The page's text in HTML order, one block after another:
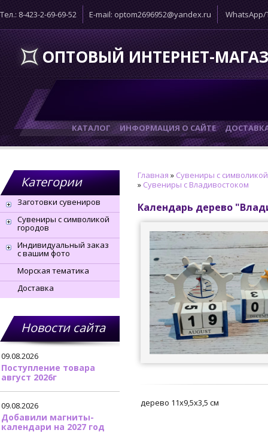
Тел.: 8-423-2-69-69-52 E-mail: optom2696952@yandex.ru WhatsApp/
ОПТОВЫЙ ИНТЕРНЕТ-
КАТАЛОГ ИНФОРМАЦИЯ О САЙТЕ
Категории
Заготовки сувениров
Сувениры с символикой
городов
Индивидуальный заказ
с вашим фото
Морская тематика
Доставка
Новости сайта
09.08.2026
Поступление товара
август 2026г
09.08.2026
Добавили магниты-
календари на 2027 год
Главная » Сувениры с
» Сувениры с Владивостоком
Календарь дерево
дерево 11х9,5х3,5 см